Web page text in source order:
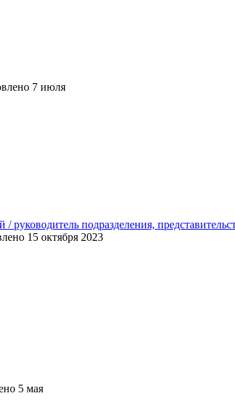
7 июля
/ руководитель подразделения,
15 октября 2023
5 мая